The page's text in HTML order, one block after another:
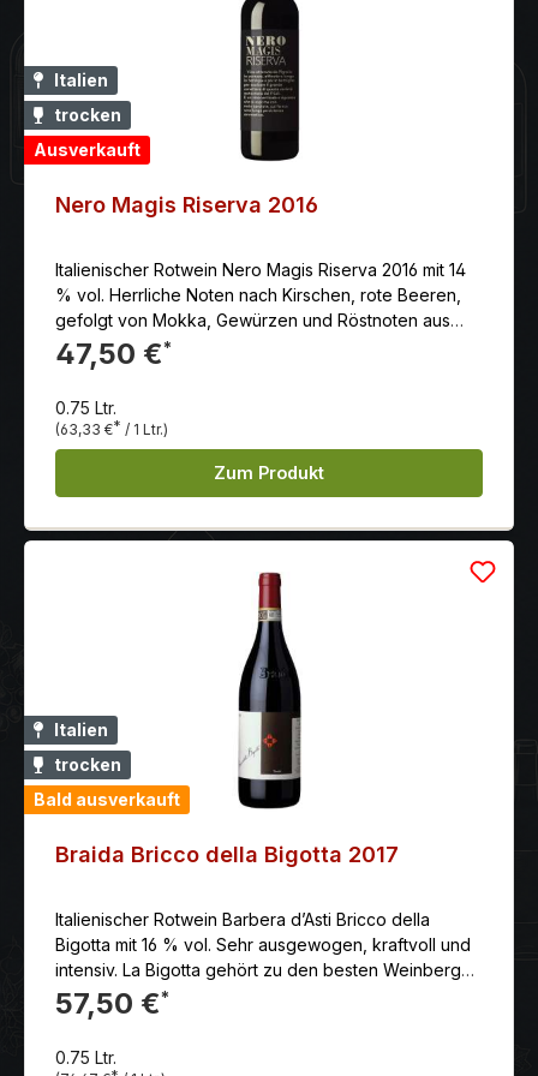
Italien
trocken
Ausverkauft
Nero Magis Riserva 2016
Italienischer Rotwein Nero Magis Riserva 2016 mit 14
% vol. Herrliche Noten nach Kirschen, rote Beeren,
gefolgt von Mokka, Gewürzen und Röstnoten aus
dem Barriqueausbau
47,50 €*
0.75 Ltr.
(63,33 €* / 1 Ltr.)
Zum Produkt
Italien
trocken
Bald ausverkauft
Braida Bricco della Bigotta 2017
Italienischer Rotwein Barbera d’Asti Bricco della
Bigotta mit 16 % vol. Sehr ausgewogen, kraftvoll und
intensiv. La Bigotta gehört zu den besten Weinbergen
in Rocchetta Tanaro. Er ist nach einer alten Frau
benannt, die in seiner Nähe wohnte und eher auf den
Bezeichnung: Barbera d’Asti D.O.C.G. Sorte: Barbera
57,50 €*
0.75 Ltr.